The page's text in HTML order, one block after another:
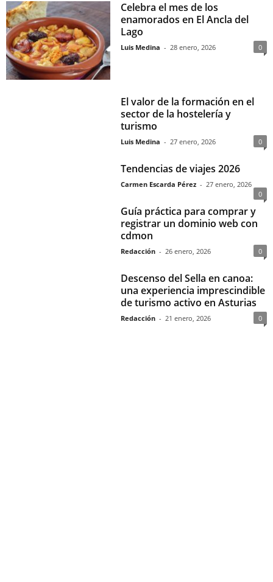
Celebra el mes de los
enamorados en El Ancla del
Lago
Luis Medina - 28 enero, 2026 0
El valor de la formación en el
sector de la hostelería y
turismo
Luis Medina - 27 enero, 2026 0
Tendencias de viajes 2026
Carmen Escarda Pérez - 27 enero, 2026
0
Guía práctica para comprar y
registrar un dominio web con
cdmon
Redacción - 26 enero, 2026 0
Descenso del Sella en canoa:
una experiencia imprescindible
de turismo activo en Asturias
Redacción - 21 enero, 2026 0